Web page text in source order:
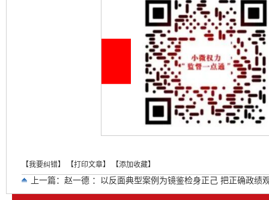
【我要纠错】 【打印文章】 【添加收藏】
上一篇： 赵一德 ：以反面典型案例为镜鉴检身正己 把正确政绩